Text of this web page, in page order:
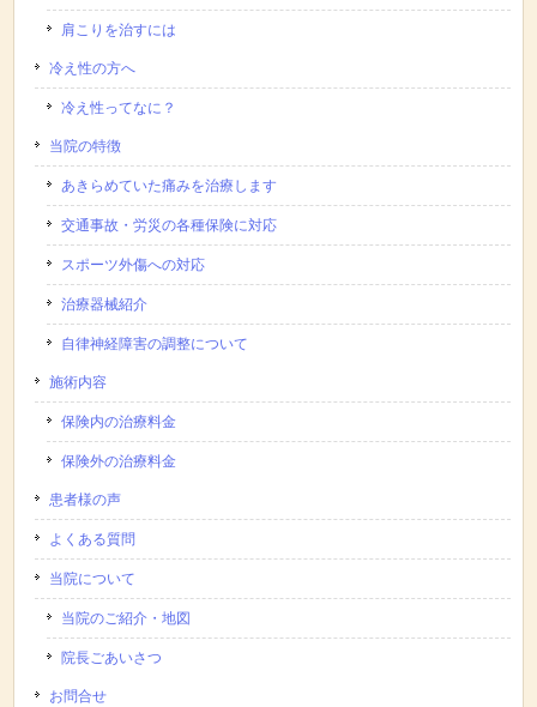
肩こりを治すには
冷え性の方へ
冷え性ってなに？
当院の特徴
あきらめていた痛みを治療します
交通事故・労災の各種保険に対応
スポーツ外傷への対応
治療器械紹介
自律神経障害の調整について
施術内容
保険内の治療料金
保険外の治療料金
患者様の声
よくある質問
当院について
当院のご紹介・地図
院長ごあいさつ
お問合せ